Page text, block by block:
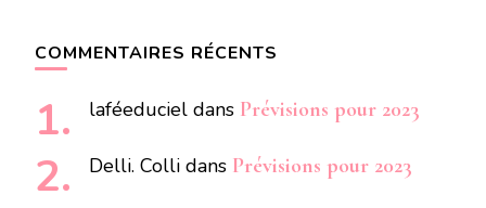
COMMENTAIRES RÉCENTS
laféeduciel dans Prévisions pour 2023
Delli. Colli dans Prévisions pour 2023